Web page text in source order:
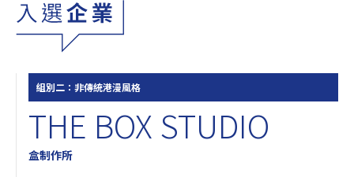
組別二：非傳統港漫風格
THE BOX STUDIO
盒制作所